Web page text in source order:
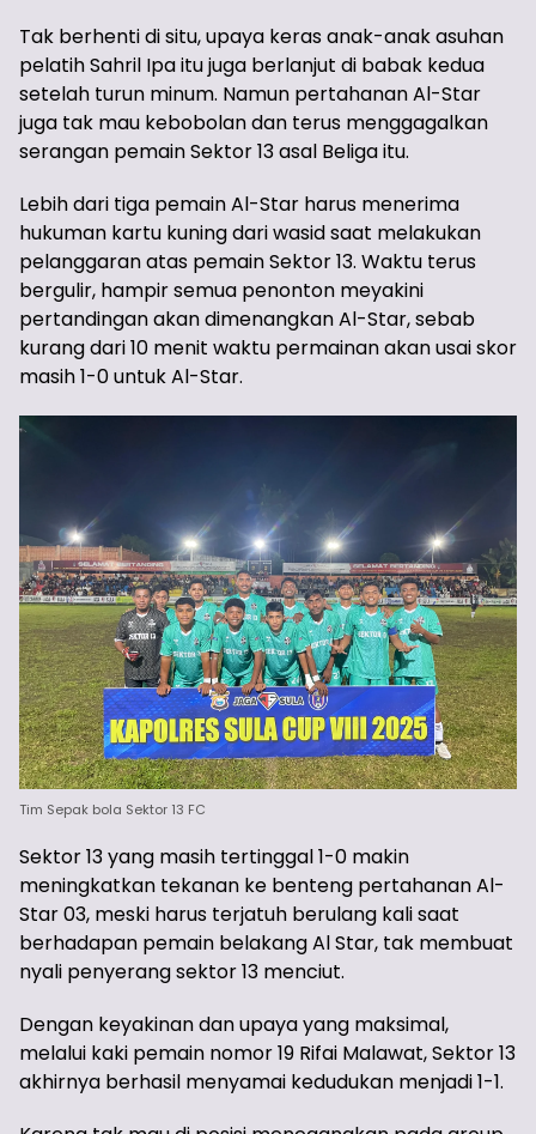
Tak berhenti di situ, upaya keras anak-anak asuhan
pelatih Sahril Ipa itu juga berlanjut di babak kedua
setelah turun minum. Namun pertahanan Al-Star
juga tak mau kebobolan dan terus menggagalkan
serangan pemain Sektor 13 asal Beliga itu.
Lebih dari tiga pemain Al-Star harus menerima
hukuman kartu kuning dari wasid saat melakukan
pelanggaran atas pemain Sektor 13. Waktu terus
bergulir, hampir semua penonton meyakini
pertandingan akan dimenangkan Al-Star, sebab
kurang dari 10 menit waktu permainan akan usai skor
masih 1-0 untuk Al-Star.
Tim Sepak bola Sektor 13 FC
Sektor 13 yang masih tertinggal 1-0 makin
meningkatkan tekanan ke benteng pertahanan Al-
Star 03, meski harus terjatuh berulang kali saat
berhadapan pemain belakang Al Star, tak membuat
nyali penyerang sektor 13 menciut.
Dengan keyakinan dan upaya yang maksimal,
melalui kaki pemain nomor 19 Rifai Malawat, Sektor 13
akhirnya berhasil menyamai kedudukan menjadi 1-1.